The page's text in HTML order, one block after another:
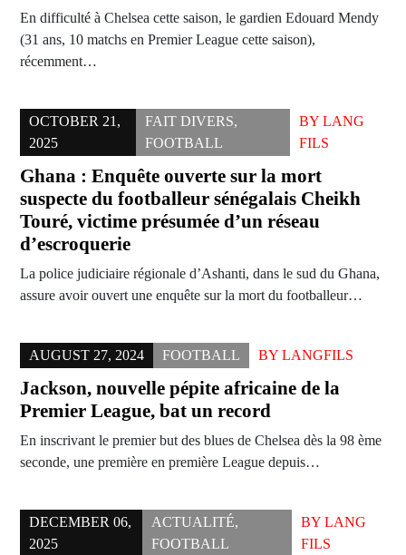
En difficulté à Chelsea cette saison, le gardien Edouard Mendy
(31 ans, 10 matchs en Premier League cette saison),
récemment…
OCTOBER 21,
2025
FAIT DIVERS,
FOOTBALL
BYLANG
FILS
Ghana : Enquête ouverte sur la mort
suspecte du footballeur sénégalais Cheikh
Touré, victime présumée d’un réseau
d’escroquerie
La police judiciaire régionale d’Ashanti, dans le sud du Ghana,
assure avoir ouvert une enquête sur la mort du footballeur…
AUGUST 27, 2024 FOOTBALL BY LANGFILS
Jackson, nouvelle pépite africaine de la
Premier League, bat un record
En inscrivant le premier but des blues de Chelsea dès la 98 ème
seconde, une première en première League depuis…
DECEMBER 06,
2025
ACTUALITÉ,
FOOTBALL
BY LANG
FILS